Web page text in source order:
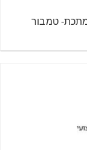
טמבור